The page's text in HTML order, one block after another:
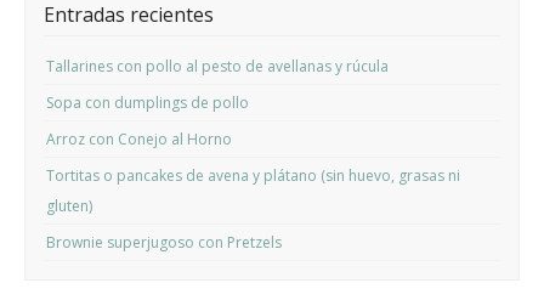
Entradas recientes
Tallarines con pollo al pesto de avellanas y rúcula
Sopa con dumplings de pollo
Arroz con Conejo al Horno
Tortitas o pancakes de avena y plátano (sin huevo, grasas ni
gluten)
Brownie superjugoso con Pretzels